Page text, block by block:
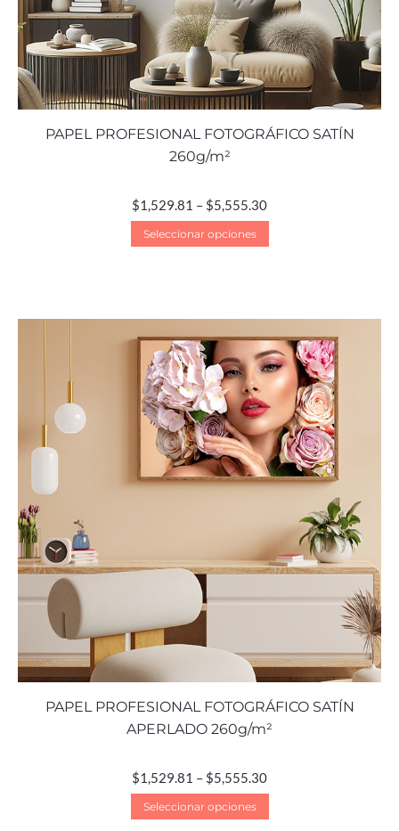
PAPEL PROFESIONAL FOTOGRÁFICO SATÍN
260g/m²
$1,529.81 – $5,555.30
Seleccionar opciones
PAPEL PROFESIONAL FOTOGRÁFICO SATÍN
APERLADO 260g/m²
$1,529.81 – $5,555.30
Seleccionar opciones